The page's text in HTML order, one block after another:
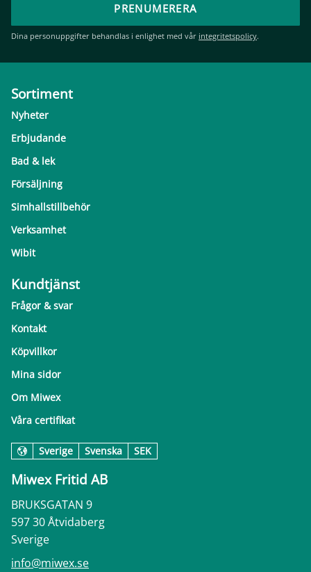
PRENUMERERA
Dina personuppgifter behandlas i enlighet med vår integritetspolicy.
Sortiment
Nyheter
Erbjudande
Bad & lek
Försäljning
Simhallstillbehör
Verksamhet
Wibit
Kundtjänst
Frågor & svar
Kontakt
Köpvillkor
Mina sidor
Om Miwex
Våra certifikat
Sverige Svenska SEK
Miwex Fritid AB
BRUKSGATAN 9
597 30 Åtvidaberg
Sverige
info@miwex.se